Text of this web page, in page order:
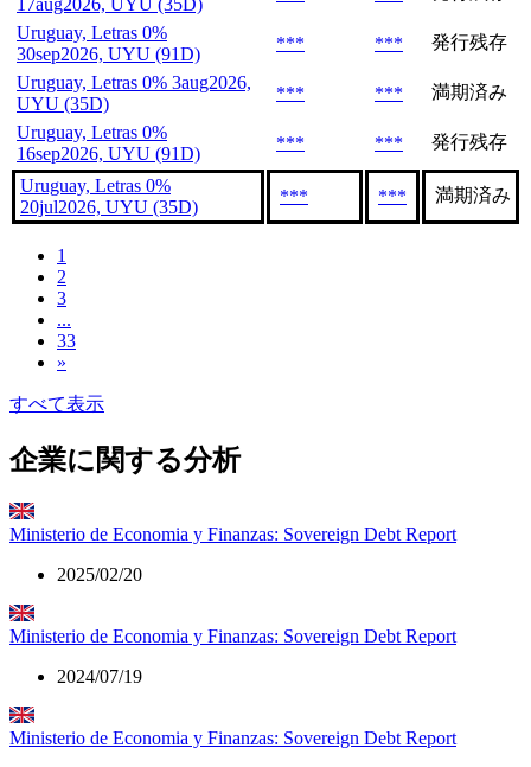
17aug2026, UYU (35D)
Uruguay, Letras 0%
30sep2026, UYU (91D)
*** ***
発行残存
Uruguay, Letras 0% 3aug2026,
UYU (35D)
*** ***
満期済み
Uruguay, Letras 0%
16sep2026, UYU (91D)
*** *** 発行残存
Uruguay, Letras 0%
20jul2026, UYU (35D)
*** *** 満期済み
1
2
3
...
33
»
すべて表示
企業に関する分析
Ministerio de Economia y Finanzas: Sovereign Debt Report
2025/02/20
Ministerio de Economia y Finanzas: Sovereign Debt Report
2024/07/19
Ministerio de Economia y Finanzas: Sovereign Debt Report